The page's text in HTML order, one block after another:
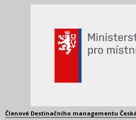
Členové Destinačního managementu